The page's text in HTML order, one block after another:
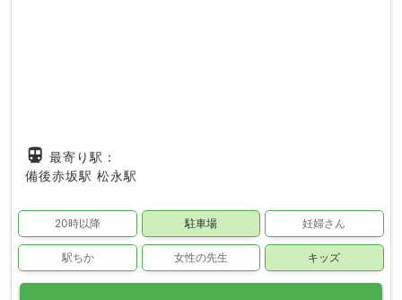
directions_subway 最寄り駅：
備後赤坂駅 松永駅
20時以降 駐車場 妊婦さん
駅ちか 女性の先生 キッズ